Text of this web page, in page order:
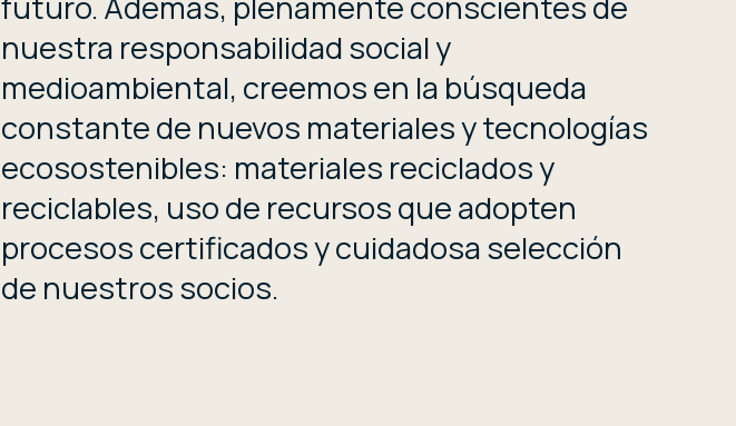
nuestra responsabilidad social y
medioambiental, creemos en la búsqueda
constante de nuevos materiales y tecnologías
ecosostenibles: materiales reciclados y
reciclables, uso de recursos que adopten
procesos certificados y cuidadosa selección
de nuestros socios.